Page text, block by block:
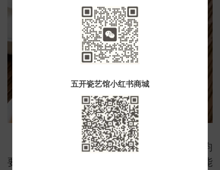
五开瓷艺馆小红书商城
大红袍不论是上火还是下火，在饮用时均
要用刚烧开不久的沸水冲泡，只有沸水才能